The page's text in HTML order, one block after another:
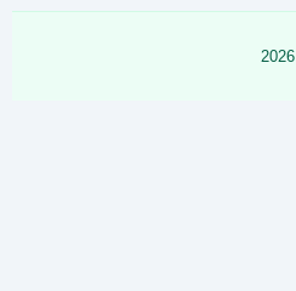
2026